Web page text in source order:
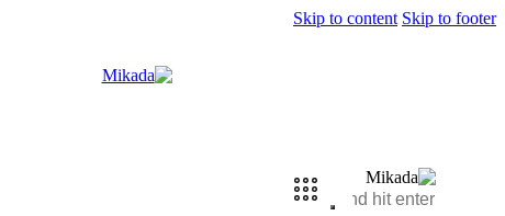
Skip to content Skip to footer